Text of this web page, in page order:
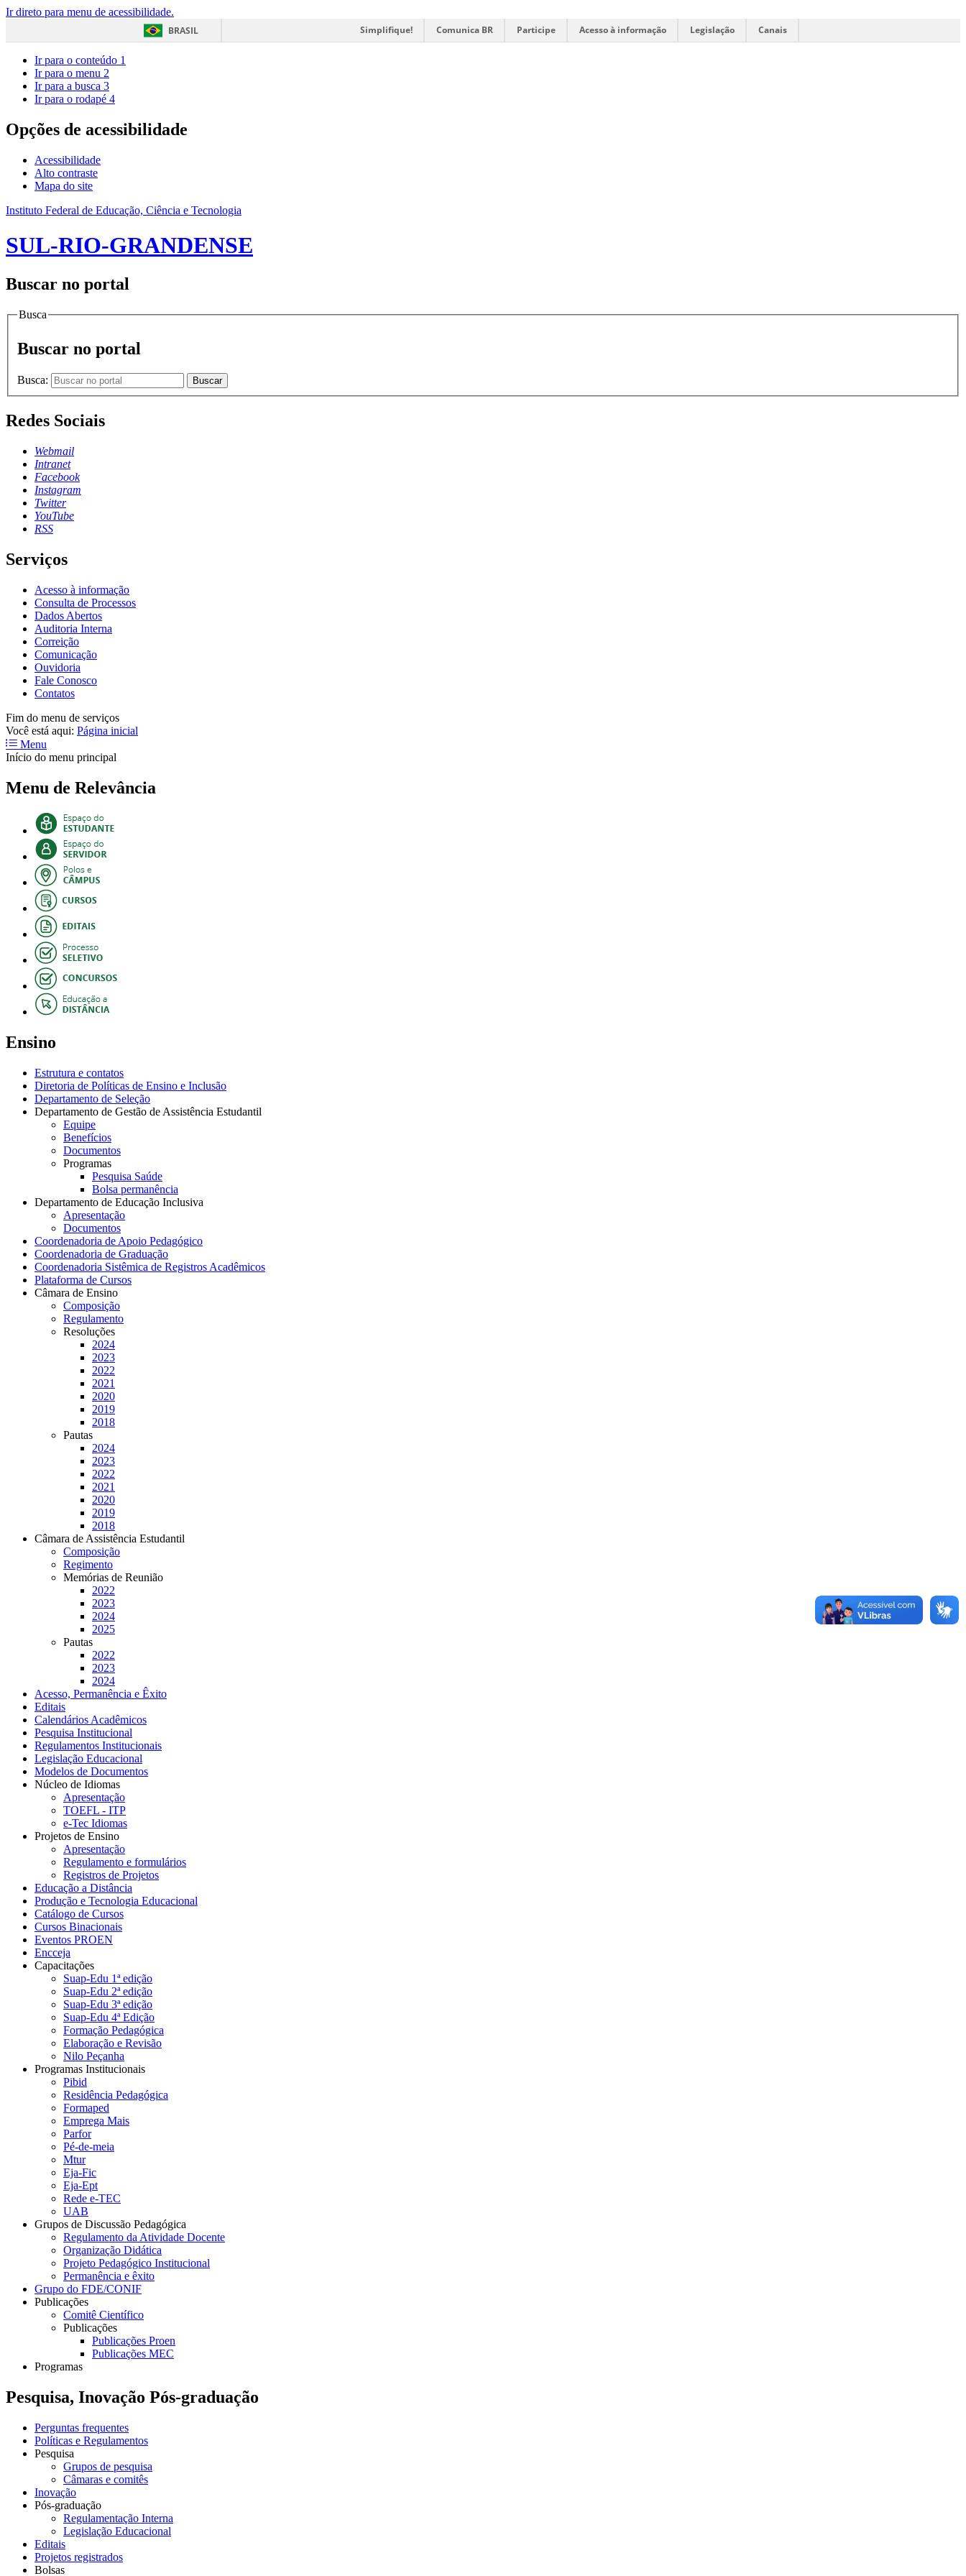
Ir direto para menu de acessibilidade.
BRASIL
Simplifique! Comunica BR Participe Acesso à informação Legislação Canais
Ir para o conteúdo 1
Ir para o menu 2
Ir para a busca 3
Ir para o rodapé 4
Opções de acessibilidade
Acessibilidade
Alto contraste
Mapa do site
Instituto Federal de Educação, Ciência e Tecnologia
SUL-RIO-GRANDENSE
Buscar no portal
Busca
Buscar no portal
Busca: Buscar
Redes Sociais
Webmail
Intranet
Facebook
Instagram
Twitter
YouTube
RSS
Serviços
Acesso à informação
Consulta de Processos
Dados Abertos
Auditoria Interna
Correição
Comunicação
Ouvidoria
Fale Conosco
Contatos
Fim do menu de serviços
Você está aqui: Página inicial
Menu
Início do menu principal
Menu de Relevância
Ensino
Estrutura e contatos
Diretoria de Políticas de Ensino e Inclusão
Departamento de Seleção
Departamento de Gestão de Assistência Estudantil
Equipe
Benefícios
Documentos
Programas
Pesquisa Saúde
Bolsa permanência
Departamento de Educação Inclusiva
Apresentação
Documentos
Coordenadoria de Apoio Pedagógico
Coordenadoria de Graduação
Coordenadoria Sistêmica de Registros Acadêmicos
Plataforma de Cursos
Câmara de Ensino
Composição
Regulamento
Resoluções
2024
2023
2022
2021
2020
2019
2018
Pautas
2024
2023
2022
2021
2020
2019
2018
Câmara de Assistência Estudantil
Composição
Regimento
Memórias de Reunião
2022
2023
2024
2025
Pautas
2022
2023
2024
Acesso, Permanência e Êxito
Editais
Calendários Acadêmicos
Pesquisa Institucional
Regulamentos Institucionais
Legislação Educacional
Modelos de Documentos
Núcleo de Idiomas
Apresentação
TOEFL - ITP
e-Tec Idiomas
Projetos de Ensino
Apresentação
Regulamento e formulários
Registros de Projetos
Educação a Distância
Produção e Tecnologia Educacional
Catálogo de Cursos
Cursos Binacionais
Eventos PROEN
Encceja
Capacitações
Suap-Edu 1ª edição
Suap-Edu 2ª edição
Suap-Edu 3ª edição
Suap-Edu 4ª Edição
Formação Pedagógica
Elaboração e Revisão
Nilo Peçanha
Programas Institucionais
Pibid
Residência Pedagógica
Formaped
Emprega Mais
Parfor
Pé-de-meia
Mtur
Eja-Fic
Eja-Ept
Rede e-TEC
UAB
Grupos de Discussão Pedagógica
Regulamento da Atividade Docente
Organização Didática
Projeto Pedagógico Institucional
Permanência e êxito
Grupo do FDE/CONIF
Publicações
Comitê Científico
Publicações
Publicações Proen
Publicações MEC
Programas
Pesquisa, Inovação Pós-graduação
Perguntas frequentes
Políticas e Regulamentos
Pesquisa
Grupos de pesquisa
Câmaras e comitês
Inovação
Pós-graduação
Regulamentação Interna
Legislação Educacional
Editais
Projetos registrados
Bolsas